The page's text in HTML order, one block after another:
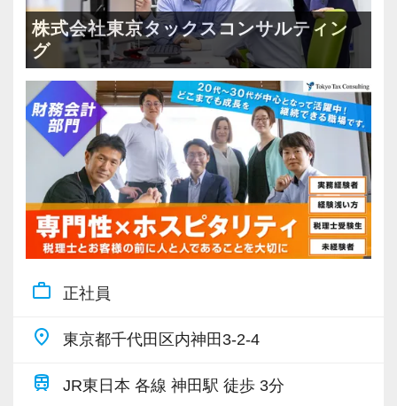
・従業員20名：男性9名／女性11名
・社員とアルバイトの割合：7:3
・育児中の社員も在籍しています。
【キャリアパス】
経験に応じて、幅広いお客様の税務申告やアウ
トソーシング業務のとりまとめなどを担当して
頂きます。
将来的に「相続」や「事業継承」「企業再生」
「M&A」など、当事務所が行っている他の事業
・資格試験補助制度あり（費用補助＋試験休
暇）
・年間休日125日以上
株式会社東京タックスコンサルティン
グ
work_outline 正社員
place 東京都千代田区内神田3-2-4
train JR東日本 各線 神田駅 徒歩 3分